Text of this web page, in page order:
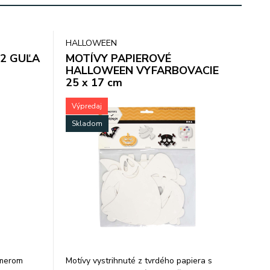
GUĽA
HALLOWEEN
MOTÍVY PAPIEROVÉ
HALLOWEEN VYFARBOVACIE
25 x 17 cm
Výpredaj
Skladom
Motívy vystrihnuté z tvrdého papiera s